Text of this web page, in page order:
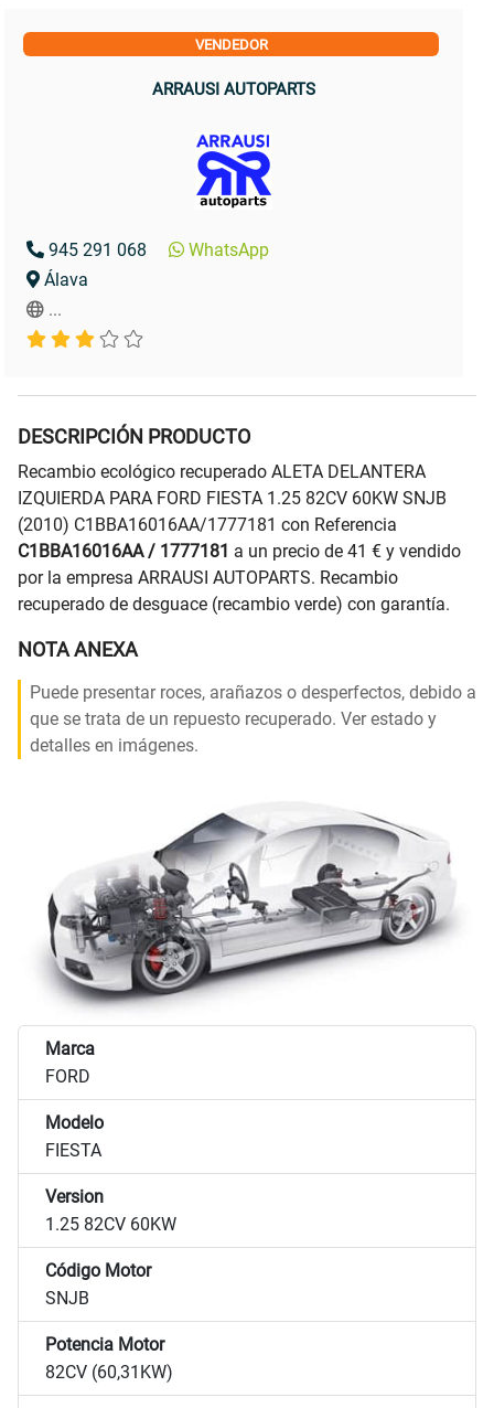
VENDEDOR
ARRAUSI AUTOPARTS
945 291 068
WhatsApp
Álava
...
DESCRIPCIÓN PRODUCTO
Recambio ecológico recuperado ALETA DELANTERA
IZQUIERDA PARA FORD FIESTA 1.25 82CV 60KW SNJB
(2010) C1BBA16016AA/1777181 con Referencia
C1BBA16016AA / 1777181 a un precio de 41 € y vendido
por la empresa ARRAUSI AUTOPARTS. Recambio
recuperado de desguace (recambio verde) con garantía.
NOTA ANEXA
Puede presentar roces, arañazos o desperfectos, debido a
que se trata de un repuesto recuperado. Ver estado y
detalles en imágenes.
Marca
FORD
Modelo
FIESTA
Version
1.25 82CV 60KW
Código Motor
SNJB
Potencia Motor
82CV (60,31KW)